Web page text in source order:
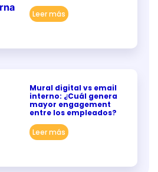
Leer más
Mural digital vs email
interno: ¿Cuál genera
mayor engagement
entre los empleados?
Leer más